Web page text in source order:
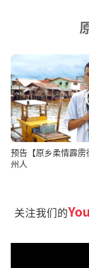
预告【原乡柔情霹
州人
关注我们的